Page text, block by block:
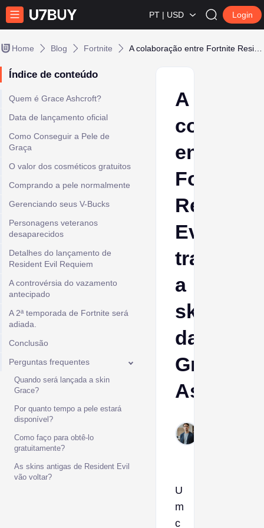
PT | USD Login
Home Blog Fortnite
Índice de conteúdo
Quem é Grace Ashcroft?
Data de lançamento oficial
Como Conseguir a Pele de
Graça
O valor dos cosméticos gratuitos
Comprando a pele normalmente
Gerenciando seus V-Bucks
Personagens veteranos
desaparecidos
Detalhes do lançamento de
Resident Evil Requiem
A controvérsia do vazamento
antecipado
A 2ª temporada de Fortnite será
adiada.
Conclusão
Perguntas frequentes
Quando será lançada a skin
Grace?
Por quanto tempo a pele estará
disponível?
Como faço para obtê-lo
gratuitamente?
As skins antigas de Resident Evil
vão voltar?
A
entre
Fortnite
Resident
Evil
traz
a
skin
da
Grace
Ashcroft
U
m
c